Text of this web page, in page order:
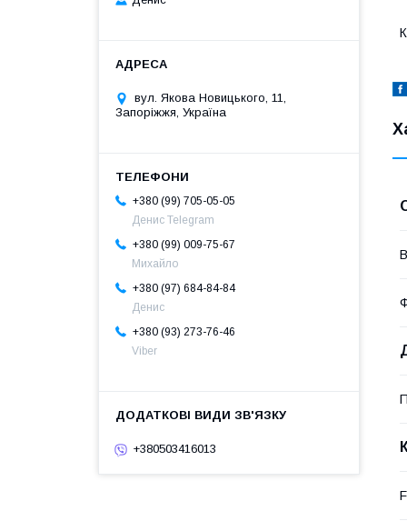
вул. Якова Новицького, 11,
Запоріжжя, Україна
+380 (99) 705-05-05
Денис Telegram
+380 (99) 009-75-67
Михайло
+380 (97) 684-84-84
Денис
+380 (93) 273-76-46
Viber
+380503416013